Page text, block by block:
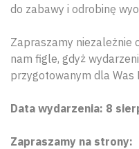
do zabawy i odrobinę
Zapraszamy niezależnie
nam figle, gdyż
przygotowanym dla Was
Data wydarzenia: 8
Zapraszamy na strony: